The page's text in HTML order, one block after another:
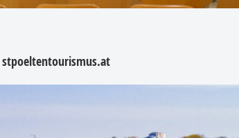
stpoeltentourismus.at